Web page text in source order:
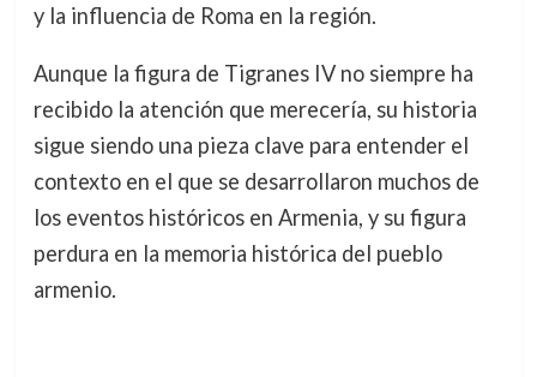
y la influencia de Roma en la región.
Aunque la figura de Tigranes IV no siempre ha
recibido la atención que merecería, su historia
sigue siendo una pieza clave para entender el
contexto en el que se desarrollaron muchos de
los eventos históricos en Armenia, y su figura
perdura en la memoria histórica del pueblo
armenio.